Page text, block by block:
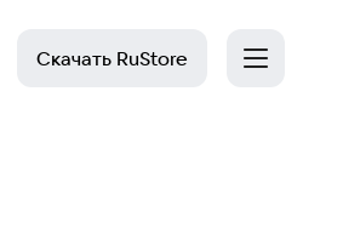
Скачать RuStore